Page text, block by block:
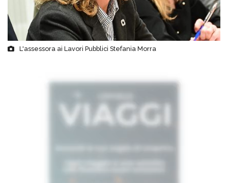
L'assessora ai Lavori Pubblici Stefania Morra